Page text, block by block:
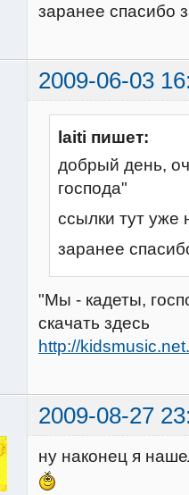
заранее спасибо
2009-06-03
laiti пишет:
добрый день,
господа"
ссылки тут уже
заранее
"Мы - кадеты,
скачать здесь
http://
2009-08-27
ну наконец я